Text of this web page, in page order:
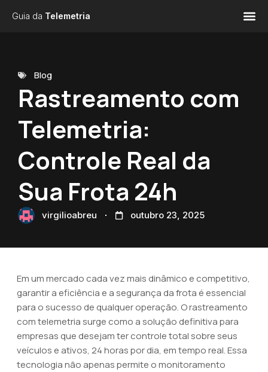
Guia da Telemetria
Blog
Rastreamento com
Telemetria:
Controle Real da
Sua Frota 24h
virgilioabreu outubro 23, 2025
Em um mercado cada vez mais dinâmico e competitivo,
garantir a eficiência e a segurança da frota é essencial
para o sucesso de qualquer operação. O rastreamento
com telemetria surge como a solução definitiva para
empresas que desejam ter controle total sobre seus
veículos e ativos, 24 horas por dia, em tempo real. Essa
tecnologia não apenas permite o monitoramento